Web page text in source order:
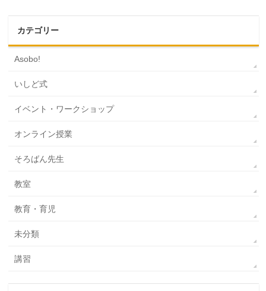
カテゴリー
Asobo!
いしど式
イベント・ワークショップ
オンライン授業
そろばん先生
教室
教育・育児
未分類
講習